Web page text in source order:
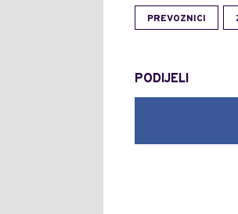
PREVOZNICI
PODIJELI